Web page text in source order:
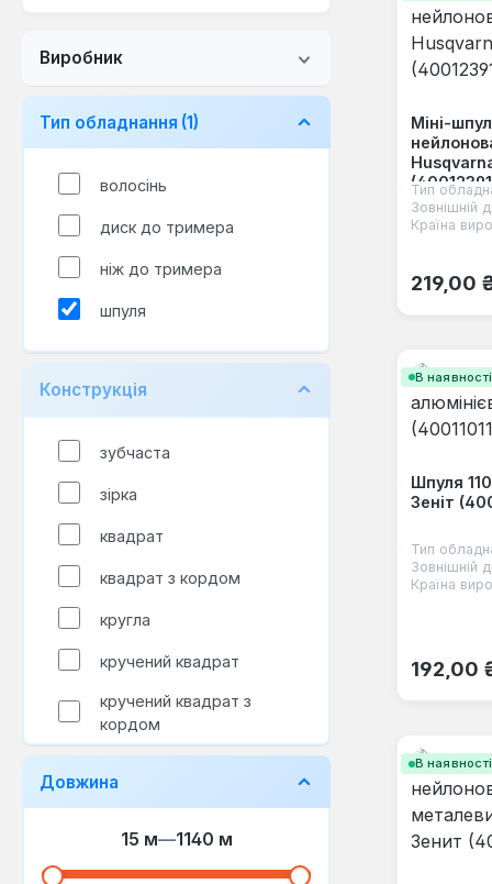
Виробник
Тип обладнання (1)
волосінь
диск до тримера
ніж до тримера
шпуля
Конструкція
зубчаста
зірка
квадрат
квадрат з кордом
кругла
кручений квадрат
кручений квадрат з
кордом
Довжина
15 м—1140 м
Міні-
Тип
Зовнішній
Країна
219,00
В наявності
Шпуля
Зеніт
Тип
Зовнішній
Країна
192,00
В наявності